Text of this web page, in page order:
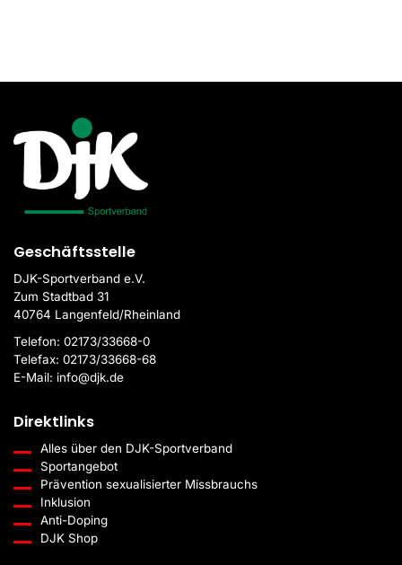
Geschäftsstelle
DJK-Sportverband e.V.
Zum Stadtbad 31
40764 Langenfeld/Rheinland
Telefon: 02173/33668-0
Telefax: 02173/33668-68
E-Mail: info@djk.de
Direktlinks
Alles über den DJK-Sportverband
Sportangebot
Prävention sexualisierter Missbrauchs
Inklusion
Anti-Doping
DJK Shop
Handball
Leichtathletik
Rhönrad
Sportschießen
Schwimmen
Tennis
Tischtennis
Turnen
Prävention sex. Gewalt
Anti-Doping
AGBs (Allg. Organisation, Sportorganisation)
Essen